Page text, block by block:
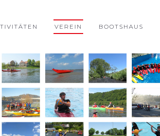
VEREIN BOOTSHAUS